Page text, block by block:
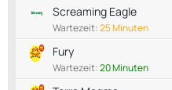
Screaming Eagle
Wartezeit:25 Minuten
Fury
Wartezeit:20 Minuten